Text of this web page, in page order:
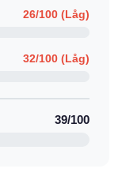
26/100 (Låg)
32/100 (Låg)
39/100